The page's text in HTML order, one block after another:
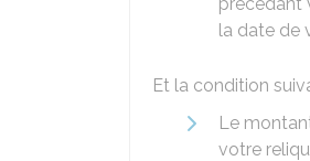
la date de
Et la condition
Le
votre